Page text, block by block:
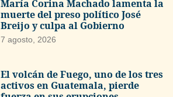
María Corina Machado lamenta la
muerte del preso político José
Breijo y culpa al Gobierno
7 agosto, 2026
El volcán de Fuego, uno de los tres
activos en Guatemala, pierde